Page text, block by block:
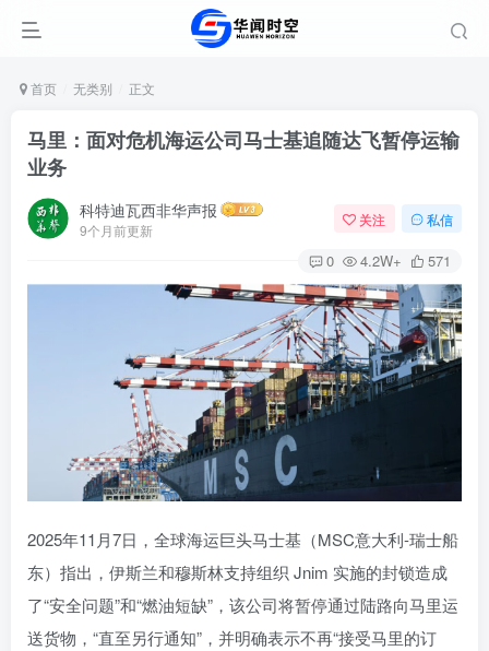
首页 无类别 正文
马里：面对危机海运公司马士基追随达飞暂停运输
业务
科特迪瓦西非华声报
9个月前更新
关注 私信
0 4.2W+ 571
2025年11月7日，全球海运巨头马士基（MSC意大利-瑞士船
东）指出，伊斯兰和穆斯林支持组织 Jnim 实施的封锁造成
了“安全问题”和“燃油短缺”，该公司将暂停通过陆路向马里运
送货物，“直至另行通知”，并明确表示不再“接受马里的订